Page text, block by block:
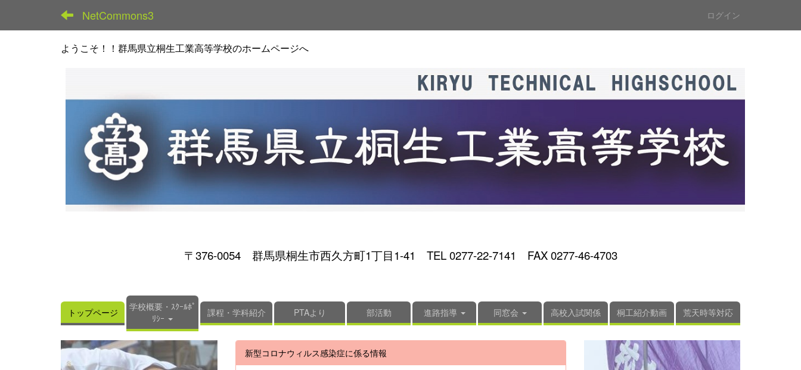
NetCommons3 ログイン
ようこそ！！群馬県立桐生工業高等学校のホームページへ
〒376-0054 群馬県桐生市西久方町1丁目1-41 TEL 0277-22-7141 FAX 0277-46-4703
トップページ
学校概要・ｽｸｰﾙﾎﾟ
ﾘｼｰ
課程・学科紹介 PTAより 部活動 進路指導 同窓会 高校入試関係 桐工紹介動画 荒天時等対応
新型コロナウィルス感染症に係る情報